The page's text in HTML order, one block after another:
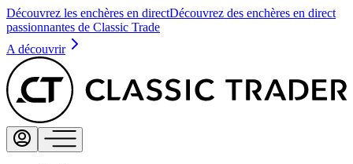
Découvrez les enchères en directDécouvrez des enchères en direct
passionnantes de Classic Trade
A découvrir